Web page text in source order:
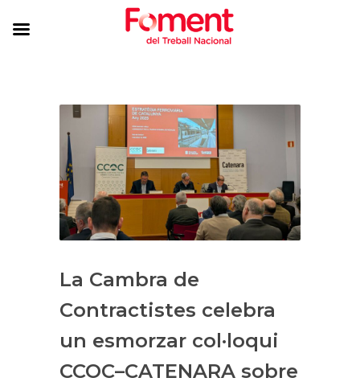
La Cambra de
Contractistes celebra
un esmorzar col·loqui
CCOC–CATENARA sobre